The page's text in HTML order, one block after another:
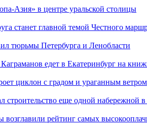
Азия» в центре уральской столицы
станет главной темой Честного
тюрьмы Петербурга и Ленобласти
едет в Екатеринбург на
циклон с градом и ураганным ветром
еще одной набережной в
рейтинг самых